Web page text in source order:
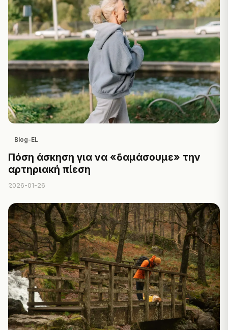
Blog-EL
Πόση άσκηση για να «δαμάσουμε» την
αρτηριακή πίεση
2026-01-26